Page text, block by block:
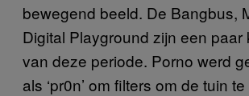
bewegend beeld. De Bangbus,
Digital Playground zijn een paar
van deze periode. Porno werd
als ‘pr0n’ om filters om de tuin